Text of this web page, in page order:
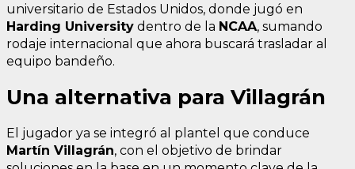
universitario de Estados Unidos, donde jugó en
Harding University dentro de la NCAA, sumando
rodaje internacional que ahora buscará trasladar al
equipo bandeño.
Una alternativa para Villagrán
El jugador ya se integró al plantel que conduce
Martín Villagrán, con el objetivo de brindar